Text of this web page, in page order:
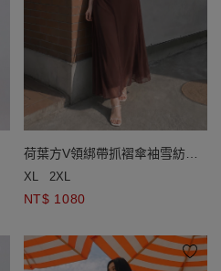
荷葉方V領綁帶抓褶傘袖雪紡長
洋裝
XL 2XL
NT$ 1080